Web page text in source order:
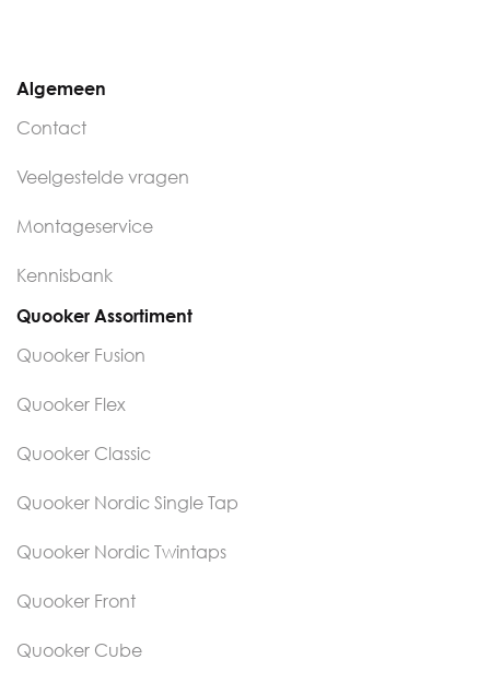
Algemeen
Contact
Veelgestelde vragen
Montageservice
Kennisbank
Quooker Assortiment
Quooker Fusion
Quooker Flex
Quooker Classic
Quooker Nordic Single Tap
Quooker Nordic Twintaps
Quooker Front
Quooker Cube